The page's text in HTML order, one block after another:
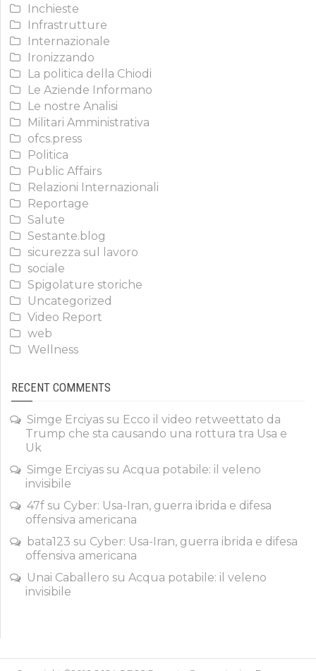
Inchieste
Infrastrutture
Internazionale
Ironizzando
La politica della Chiodi
Le Aziende Informano
Le nostre Analisi
Militari Amministrativa
ofcs.press
Politica
Public Affairs
Relazioni Internazionali
Reportage
Salute
Sestante.blog
sicurezza sul lavoro
sociale
Spigolature storiche
Uncategorized
Video Report
web
Wellness
RECENT COMMENTS
Simge Erciyas su Ecco il video retweettato da
Trump che sta causando una rottura tra Usa e
Uk
Simge Erciyas su Acqua potabile: il veleno
invisibile
47f su Cyber: Usa-Iran, guerra ibrida e difesa
offensiva americana
bata123 su Cyber: Usa-Iran, guerra ibrida e difesa
offensiva americana
Unai Caballero su Acqua potabile: il veleno
invisibile